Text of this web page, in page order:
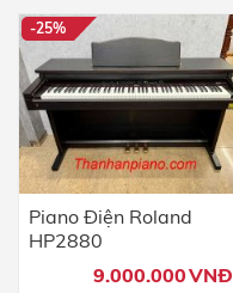
-25%
Piano Điện Roland
HP2880
9.000.000VNĐ